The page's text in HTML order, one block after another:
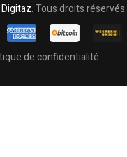
Digitaz. Tous droits réservés.
de confidentialité